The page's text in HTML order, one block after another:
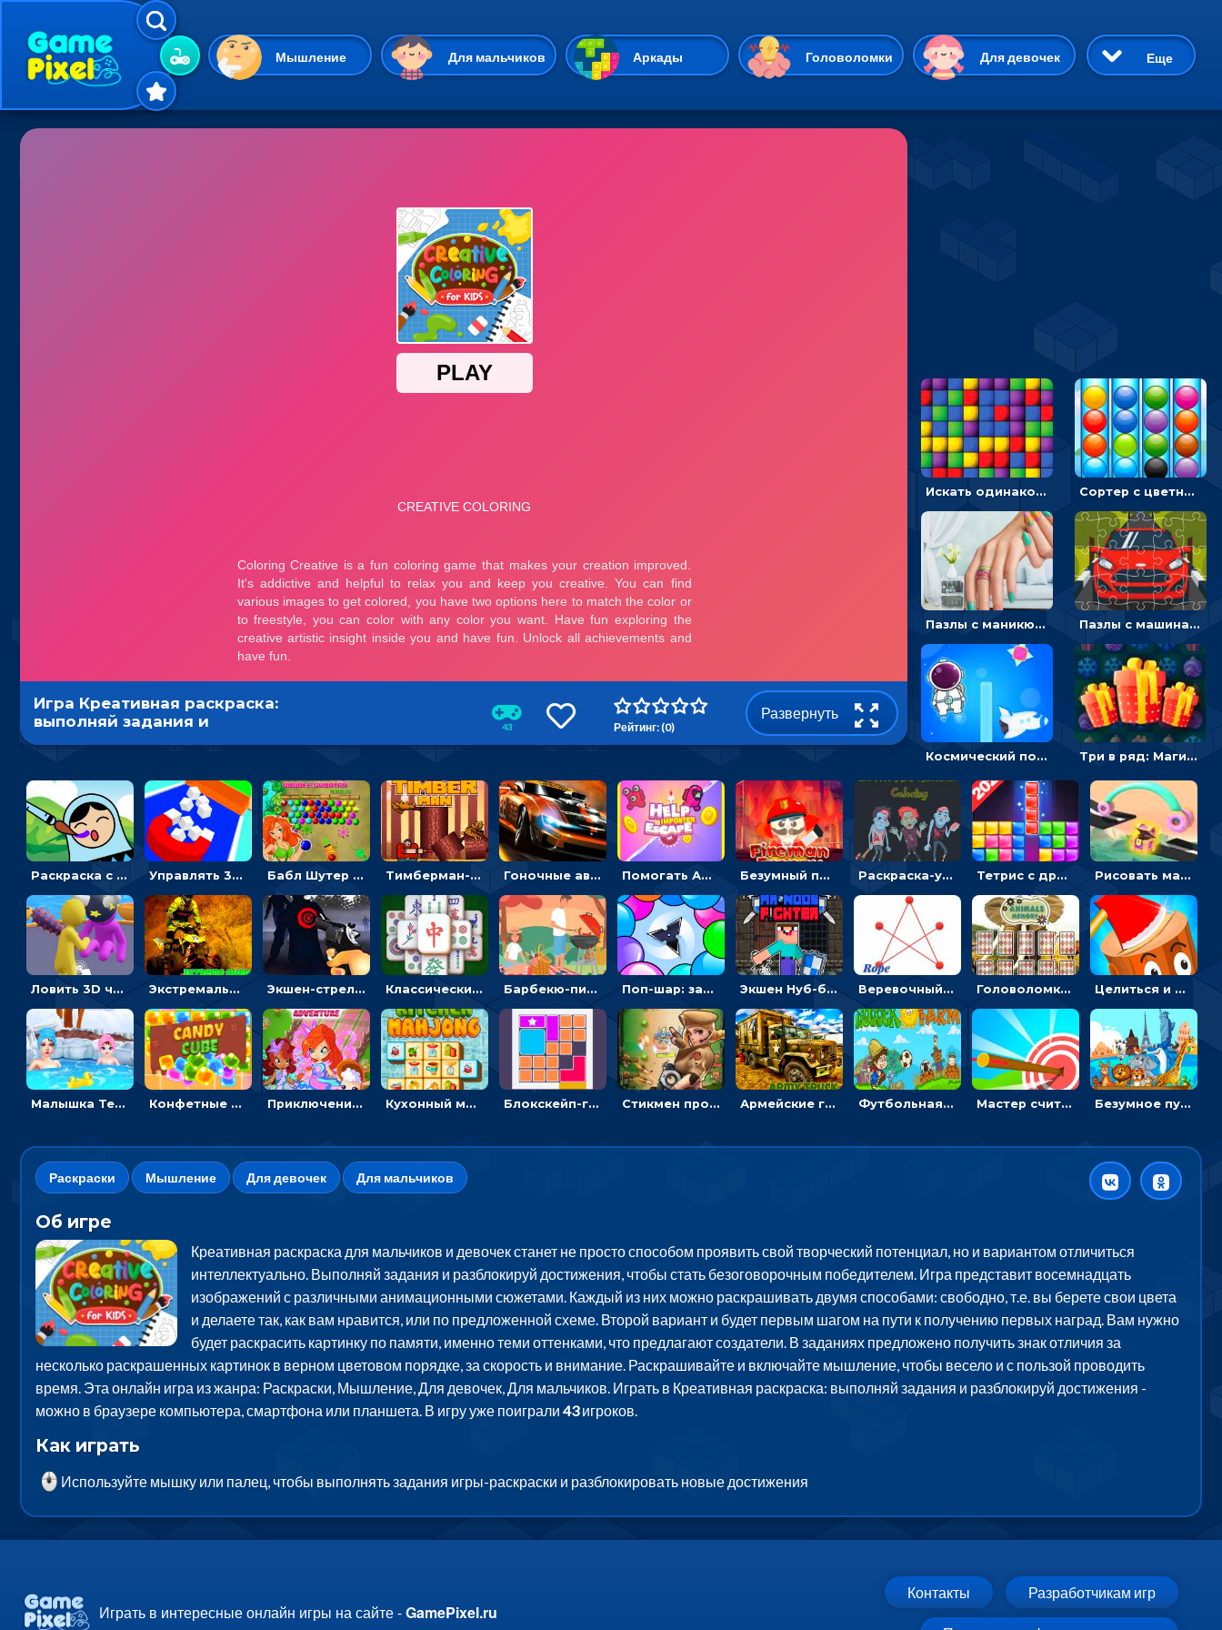
Мышление Для мальчиков Аркады Головоломки Для девочек
Гиперказуальные Казуальные Веселые 3D Приключения
Unity
Симуляторы
Пасьянс
Еще
Искать одинаковые блоки и убирать их - головоломка на внимание Сортер с цветными шариками: размещать в колбах по цвету
Пазлы с маникюром: собери идеальный рисунок для ногтей Пазлы с машинами Форд: собирать картинки и открывать новые
Космический побег: двигать космонавта, чтобы попасть к кораблю Три в ряд: Магические рождественские драгоценности
Игра Креативная раскраска:
выполняй задания и
разблокируй достижения
43 Рейтинг: (0)
Развернуть
Раскраска с матрешками для девочек Управлять 3D магнитом, чтобы собирать фигуры и сбрасывать в пропасть Бабл Шутер в джунглях: стрелять шариками по цветным целям Тимберман-дровосек: меняй сторону и руби дерево Гоночные авто в пазлах: разбей картинку и собери снова Помогать Амонг Ас бежать из комнаты через преграды - приключения Безумный пожарный: направлять шланг, чтобы тушить горящие бревна Раскраска-ужастик: разукрась зомби и скелетов Тетрис с драгоценными камнями: расставляй блоки, чтобы получить линию - головоломка Рисовать машину и выигрывать гонку - для мальчиков
Ловить 3D человечком своего цвета и собирать драгоценности - гиперказуалка Экстремальные пазлы с квадроциклами: собирать крутые тачки Экшен-стрелялка по зомби: целиться и попадать в бегущих монстров Классический маджонг на время: находить пары одинаковых плиток, чтобы расчищать поле Барбекю-пикник: искать скрытые предметы на картинках - головоломка Поп-шар: запускать колючку, чтобы лопать воздушные шарики Экшен Нуб-боец: прыгать через препятствия или бить врагов мечом Веревочный мастер: двигай узелки и развязывай их Головоломка с животными: переворачивать карточки, чтобы находить пару Целиться и метать топор в 3D мишени
Малышка Тейлор едет на горячие источники - для девочек Конфетные кубики: двигать сладости в сторону, чтобы стрелять по целям Приключения Клуба Винкс: менять дорожки, чтобы собирать кристаллы Кухонный маджонг: соединять пары посуды и расчищать поле Блокскейп-головоломка: двигать блоки, чтобы достать элемент со звездой Стикмен против Зомби: стрелять в зомби и развивать воина Армейские грузовики в пазлах: собери военную машину Футбольная ферма: бей по мячу, чтобы забивать в ворота и ловить звезды Мастер считать стрелы: увеличивать запас, чтобы поразить больше целей Безумное путешествие друзей по миру: собирать пазлы из фото с животными
Раскраски Мышление Для девочек Для мальчиков
Об игре
Креативная раскраска для мальчиков и девочек станет не просто способом проявить свой творческий потенциал, но и вариантом отличиться
интеллектуально. Выполняй задания и разблокируй достижения, чтобы стать безоговорочным победителем. Игра представит восемнадцать
изображений с различными анимационными сюжетами. Каждый из них можно раскрашивать двумя способами: свободно, т.е. вы берете свои цвета
и делаете так, как вам нравится, или по предложенной схеме. Второй вариант и будет первым шагом на пути к получению первых наград. Вам нужно
будет раскрасить картинку по памяти, именно теми оттенками, что предлагают создатели. В заданиях предложено получить знак отличия за
несколько раскрашенных картинок в верном цветовом порядке, за скорость и внимание. Раскрашивайте и включайте мышление, чтобы весело и с пользой проводить
время. Эта онлайн игра из жанра: Раскраски, Мышление, Для девочек, Для мальчиков. Играть в Креативная раскраска: выполняй задания и разблокируй достижения -
можно в браузере компьютера, смартфона или планшета. В игру уже поиграли 43игроков.
Как играть
Используйте мышку или палец, чтобы выполнять задания игры-раскраски и разблокировать новые достижения
Играть в интересные онлайн игры на сайте -GamePixel.ru
Контакты Разработчикам игр